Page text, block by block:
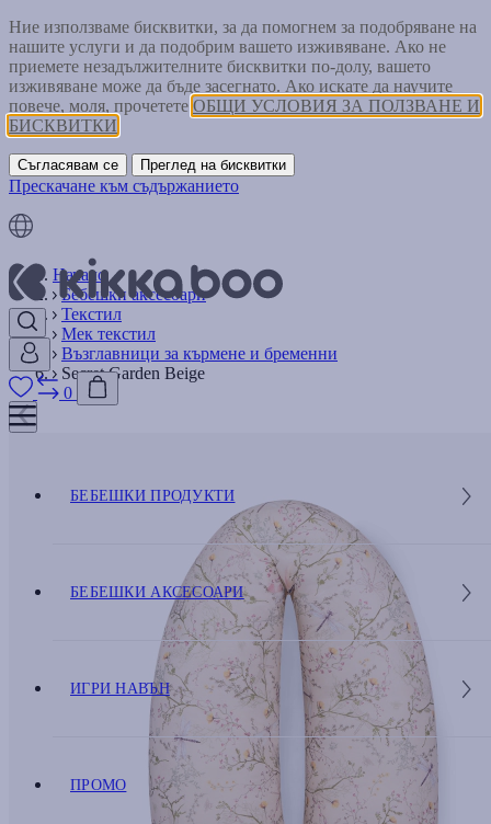
Ние използваме бисквитки, за да помогнем за подобряване на
нашите услуги и да подобрим вашето изживяване. Ако не
приемете незадължителните бисквитки по-долу, вашето
изживяване може да бъде засегнато. Ако искате да научите
повече, моля, прочетете ОБЩИ УСЛОВИЯ ЗА ПОЛЗВАНЕ И
БИСКВИТКИ
Съгласявам се Преглед на бисквитки
Прескачане към съдържанието
0
БЕБЕШКИ ПРОДУКТИ
БЕБЕШКИ АКСЕСОАРИ
ИГРИ НАВЪН
ПРОМО
Начало
Бебешки аксесоари
Текстил
Мек текстил
Възглавници за кърмене и бременни
Secret Garden Beige